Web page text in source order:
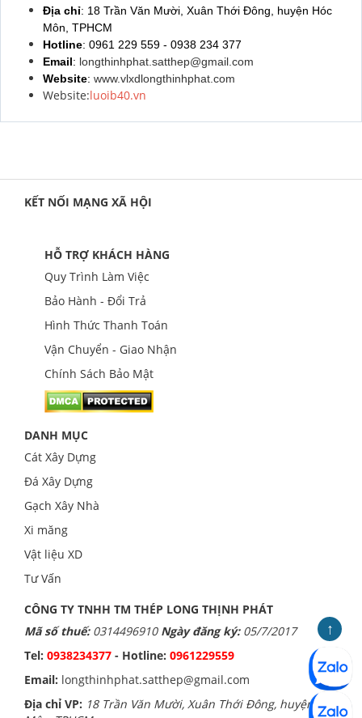
Địa chỉ: 18 Trần Văn Mười, Xuân Thới Đông, huyện Hóc
Môn, TPHCM
Hotline: 0961 229 559 - 0938 234 377
Email: longthinhphat.satthep@gmail.com
Website: www.vlxdlongthinhphat.com
Website:luoib40.vn
KẾT NỐI MẠNG XÃ HỘI
HỖ TRỢ KHÁCH HÀNG
Quy Trình Làm Việc
Bảo Hành - Đổi Trả
Hình Thức Thanh Toán
Vận Chuyển - Giao Nhận
Chính Sách Bảo Mật
DANH MỤC
Cát Xây Dựng
Đá Xây Dựng
Gạch Xây Nhà
Xi măng
Vật liệu XD
Tư Vấn
CÔNG TY TNHH TM THÉP LONG THỊNH PHÁT
Mã số thuế: 0314496910Ngày đăng ký: 05/7/2017
Tel: 0938234377 - Hotline: 0961229559
Email: longthinhphat.satthep@gmail.com
Địa chỉ VP: 18 Trần Văn Mười, Xuân Thới Đông, huyện Hóc
↑